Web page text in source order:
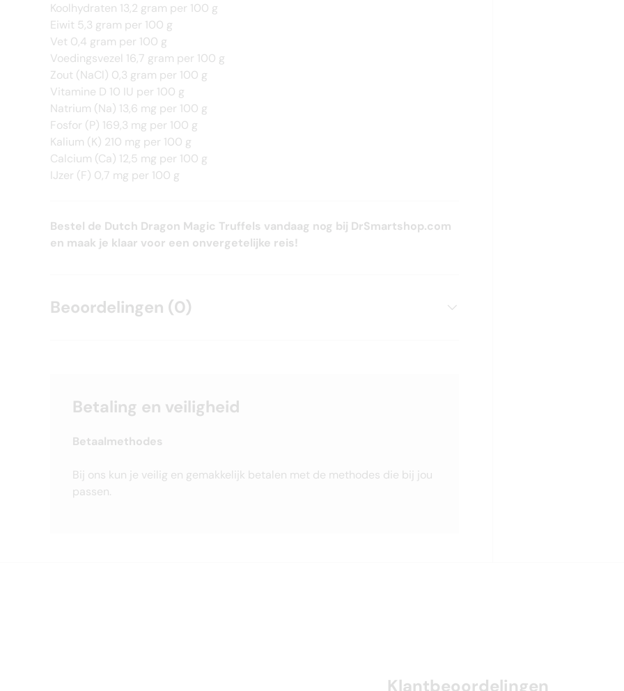
Koolhydraten 13,2 gram per 100 g
Eiwit 5,3 gram per 100 g
Vet 0,4 gram per 100 g
Voedingsvezel 16,7 gram per 100 g
Zout (NaCl) 0,3 gram per 100 g
Vitamine D 10 IU per 100 g
Natrium (Na) 13,6 mg per 100 g
Fosfor (P) 169,3 mg per 100 g
Kalium (K) 210 mg per 100 g
Calcium (Ca) 12,5 mg per 100 g
IJzer (F) 0,7 mg per 100 g
Bestel de Dutch Dragon Magic Truffels vandaag nog bij DrSmartshop.com
en maak je klaar voor een onvergetelijke reis!
Beoordelingen (0)
Betaling en veiligheid
Betaalmethodes
Bij ons kun je veilig en gemakkelijk betalen met de methodes die bij jou
passen.
Klantbeoordelingen